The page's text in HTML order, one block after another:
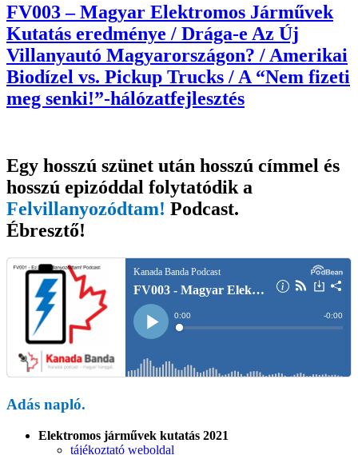
FV003 – Magyar Elektromos Járművek
Kutatás eredménye / Drága-e Az Új
Villanyautó Magyarországon? / Amerikai
Biodízel vs. Pickup Trucks / A “Nem fizeti
meg senki!”-hálózatfejlesztés
Egy hosszú szünet után hosszú címmel és
hosszú epizóddal folytatódik a
Felvillanyozódtam! Podcast.
Ébresztő!
Adás napló.
Elektromos járművek kutatás 2021
tájékoztató weboldal